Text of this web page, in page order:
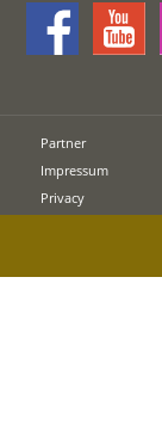
Partner
Impressum
Privacy
UID: IT00578160210